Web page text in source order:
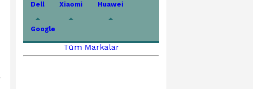
Dell Xiaomi Huawei
Google
Tüm Markalar